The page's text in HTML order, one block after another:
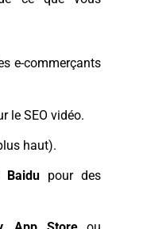
e-commerçants
le SEO vidéo.
haut).
Baidupour des